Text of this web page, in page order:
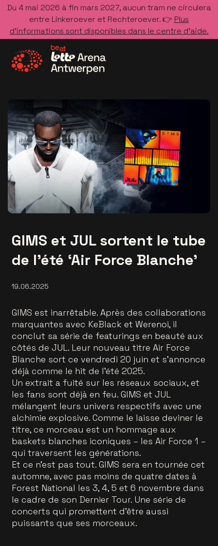
Du 4 mai 2026 à fin mars 2027, aucun tram ne circulera
entre Linkeroever et Rechteroever. 👉 Plus
d’informations sont disponibles dans le centre d’aide.
GIMS et JUL sortent le tube
de l’été ‘Air Force Blanche’
19.06.2025
GIMS est inarrêtable. Après des collaborations
marquantes avec KeBlack et Werenoi, il
conclut sa série de featurings en beauté aux
côtés de JUL. Leur nouveau titre Air Force
Blanche sort ce vendredi 20 juin et s’annonce
déjà comme le hit de l’été 2025.
Un extrait a fuité sur les réseaux sociaux, et
les fans sont déjà en feu. GIMS et JUL
mélangent leurs univers respectifs avec une
alchimie explosive. Comme le laisse deviner le
titre, ce morceau est un hommage aux
baskets blanches iconiques – les Air Force 1 –
qui traversent les générations.
Et ce n’est pas tout. GIMS sera en tournée cet
automne, avec pas moins de quatre dates à
Forest National les 3, 4, 5 et 6 novembre dans
le cadre de son Dernier Tour. Une série de
concerts qui promettent d’être aussi
puissants que ses morceaux.